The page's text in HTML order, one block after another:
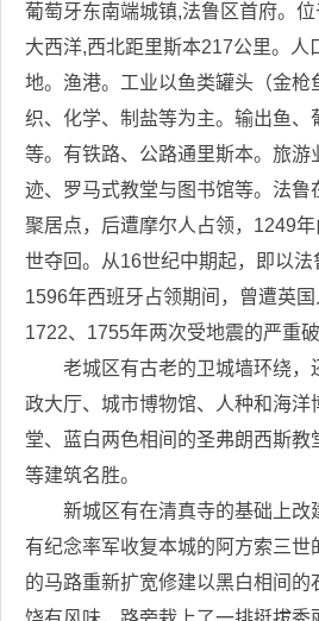
葡萄牙东南端城镇,法鲁区首府。
大西洋,西北距里斯本217公里。人
地。渔港。工业以鱼类罐头（金枪
织、化学、制盐等为主。输出鱼、
等。有铁路、公路通里斯本。旅游
迹、罗马式教堂与图书馆等。法鲁
聚居点，后遭摩尔人占领，1249
世夺回。从16世纪中期起，即以
1596年西班牙占领期间，曾遭英
1722、1755年两次受地震的严重破
老城区有古老的卫城墙环绕，
政大厅、城市博物馆、人种和海洋
堂、蓝白两色相间的圣弗朗西斯教
等建筑名胜。
新城区有在清真寺的基础上改
有纪念率军收复本城的阿方索三世
的马路重新扩宽修建以黑白相间的